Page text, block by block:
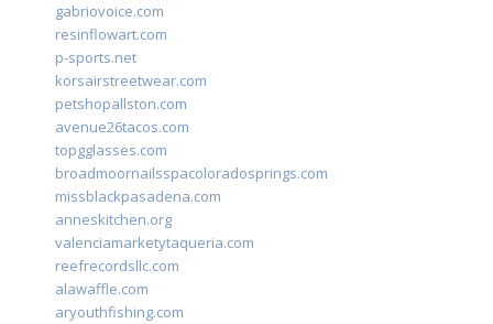
gabriovoice.com
resinflowart.com
p-sports.net
korsairstreetwear.com
petshopallston.com
avenue26tacos.com
topgglasses.com
broadmoornailsspacoloradosprings.com
missblackpasadena.com
anneskitchen.org
valenciamarketytaqueria.com
reefrecordsllc.com
alawaffle.com
aryouthfishing.com